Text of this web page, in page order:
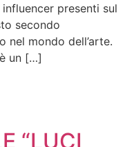
presenti sul
secondo
nel mondo dell’arte.
un […]
“LUCI